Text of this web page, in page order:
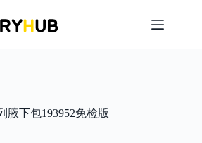
腋下包193952免检版